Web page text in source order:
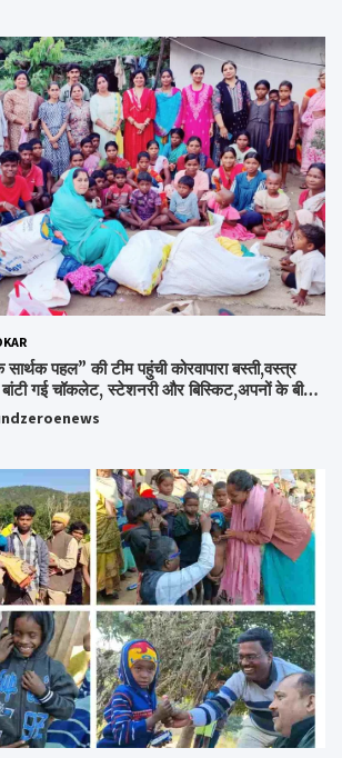
पहल” की टीम पहुंची कोरवापारा बस्ती,वस्त्र
गई चॉकलेट, स्टेशनरी और बिस्किट,अपनों के बीच
हुए लोग,संवेदना समूह के संस्थापक स्व.विश्वबंधु को
और समूह के लोगों ने रखी अपनी राय,कहा स्व.शर्मा के